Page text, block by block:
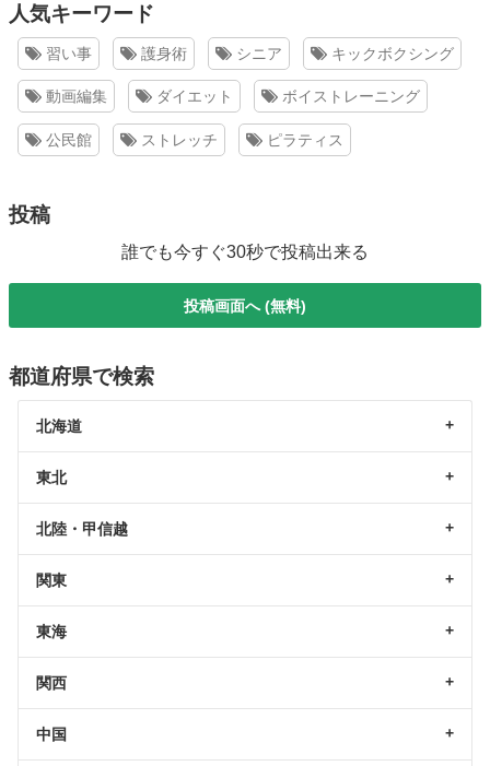
人気キーワード
習い事 護身術 シニア キックボクシング
動画編集 ダイエット ボイストレーニング
公民館 ストレッチ ピラティス
投稿
誰でも今すぐ30秒で投稿出来る
投稿画面へ (無料)
都道府県で検索
北海道
東北
北陸・甲信越
関東
東海
関西
中国